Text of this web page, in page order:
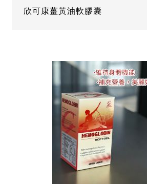
欣可康薑黃油軟膠囊